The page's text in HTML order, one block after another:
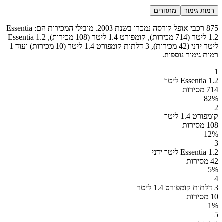
רמות גימור מתחרים
875 רכבי אופל קורסה נמכרו בשנת 2003. מובילי המכירות הם: Essentia
1.2 ליטר (714 מכירות), קומפורט 1.4 ליטר (108 מכירות), Essentia 1.2
ליטר ידני (42 מכירות), 3 דלתות קומפורט 1.4 ליטר (10 מכירות) ועוד 1
רמות גימור נוספות.
1
Essentia 1.2 ליטר
714 מסירות
82%
2
קומפורט 1.4 ליטר
108 מסירות
12%
3
Essentia 1.2 ליטר ידני
42 מסירות
5%
4
3 דלתות קומפורט 1.4 ליטר
10 מסירות
1%
5